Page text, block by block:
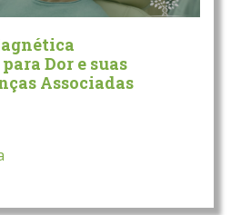
Dor e suas
Associadas